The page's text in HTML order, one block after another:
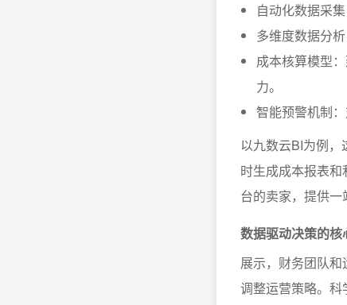
自动化数据采
多维度数据分
成本核算模型
力。
智能预警机制
以九数云BI为例
时生成成本报表和
台的卖家，提供一
数据驱动决策的核
展示，财务团队
调整运营策略。科